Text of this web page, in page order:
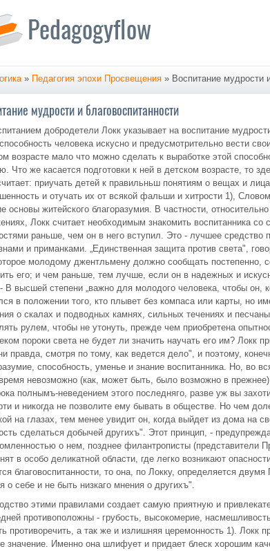
» Педагогия эпохи Просвещения » Воспитание мудрости
мудрости и благовоспитанности
добродетели Локк указывает на воспитание
человека искусно и предусмотрительно вести
возрасте мало что можно сделать к выработке этой
Что же касается подготовки к ней в детском возрасте, то
приучать детей к правильньш понятиям о вещах и
и отучать их от всякой фальши и хитрости 1),
основы житейского благоразумия. В частности,
Локк считает необходимым знакомить воспитанника
раньше, чем он в него вступил. Это - лучшее средство
и приманками. „Единственная защита против света",
молодому джентльмену должно сообщать постепенно,
его; и чем раньше, тем лучше, если он в надежных и
В высшей степени „важно для молодого человека, чтобы он,
в положении того, кто плывет без компаса или карты, но
о скалах и подводных камнях, сильных течениях и
рулем, чтобы не утонуть, прежде чем приобретена
пороки света не будет ли значить научать его им? Локк
правда, смотря по тому, как ведется дело", и поэтому,
способность, уменье и знание воспитанника. Но, во
невозможно (как, может быть, было возможно в
полнымъ-неведением этого последняго, разве уж вы
и никогда не позволите ему бывать в обществе. Но чем
на глазах, тем менее увидит он, когда выйдет из дома на
сделаться добычей другихъ". Этот принцип, -
о нем, позднее филантрописты (представители
в особо деликатной области, где легко возникают
благовоспитанности, то она, по Локку, определяется
о себе и не быть низкаго мнения о другихъ".
этими правилами создает самую приятную и
противоположны - грубость, высокомерие,
противоречить, а так же и излишняя церемонность 1). Локк
значение. Именно она шлифует и придает блеск хорошим